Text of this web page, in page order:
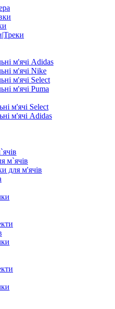
м'ячі Adidas
м'ячі Nike
м'ячі Select
м'ячі Puma
м'ячі Select
м'ячі Adidas
м`ячів
для м'ячів